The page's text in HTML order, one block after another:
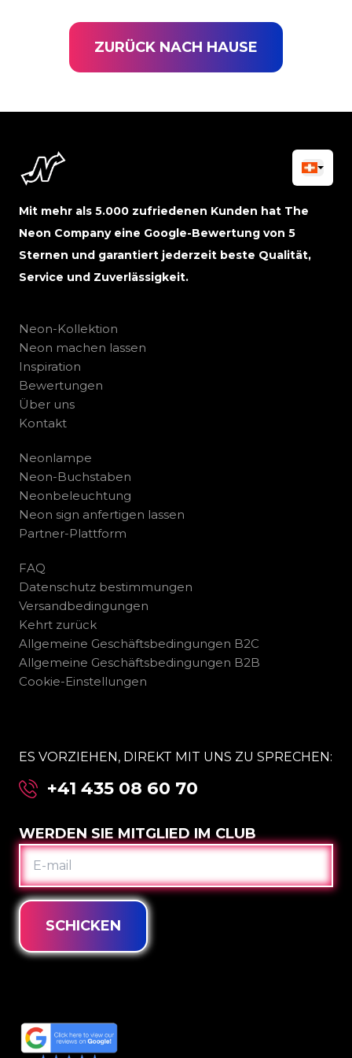
ZURÜCK NACH HAUSE
Mit mehr als 5.000 zufriedenen Kunden hat The
Neon Company eine Google-Bewertung von 5
Sternen und garantiert jederzeit beste Qualität,
Service und Zuverlässigkeit.
Neon-Kollektion
Neon machen lassen
Inspiration
Bewertungen
Über uns
Kontakt
Neonlampe
Neon-Buchstaben
Neonbeleuchtung
Neon sign anfertigen lassen
Partner-Plattform
FAQ
Datenschutz bestimmungen
Versandbedingungen
Kehrt zurück
Allgemeine Geschäftsbedingungen B2C
Allgemeine Geschäftsbedingungen B2B
Cookie-Einstellungen
ES VORZIEHEN, DIREKT MIT UNS ZU SPRECHEN:
+41 435 08 60 70
WERDEN SIE MITGLIED IM CLUB
E-
MAIL
SCHICKEN